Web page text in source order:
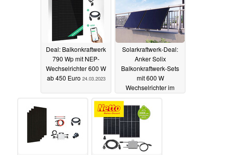
Deal: Balkonkraftwerk
790 Wp mit NEP-
Wechselrichter 600 W
ab 450 Euro 24.03.2023
Solarkraftwerk-Deal:
Anker Solix
Balkonkraftwerk-Sets
mit 600 W
Wechselrichter im